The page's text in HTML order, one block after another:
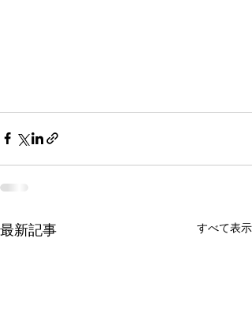
最新記事 すべて表示